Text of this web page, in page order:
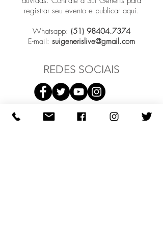
registrar seu evento e publicar aqui.
Whatsapp: (51) 98404.7374
E-mail: suigenerislive@gmail.com
REDES SOCIAIS